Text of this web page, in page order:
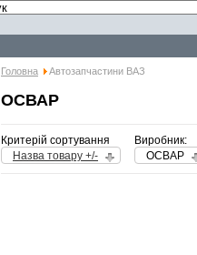
Головна Автозапчастини ВАЗ
ОСВАР
Критерій сортування
Назва товару +/-
Виробник:
ОСВАР